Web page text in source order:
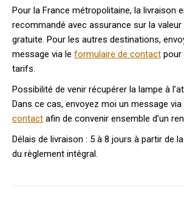
Pour la France métropolitaine, la livraison
recommandé avec assurance sur la
gratuite. Pour les autres destinations,
message via le formulaire de contact pour
tarifs.
Possibilité de venir récupérer la lampe à
Dans ce cas, envoyez moi un message via
contact afin de convenir ensemble d’un
Délais de livraison : 5 à 8 jours à partir de
du règlement intégral.